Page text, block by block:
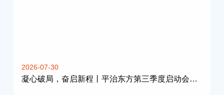
2026-07-30
凝心破局，奋启新程丨平治东方第三季度启动会于北京总部召开